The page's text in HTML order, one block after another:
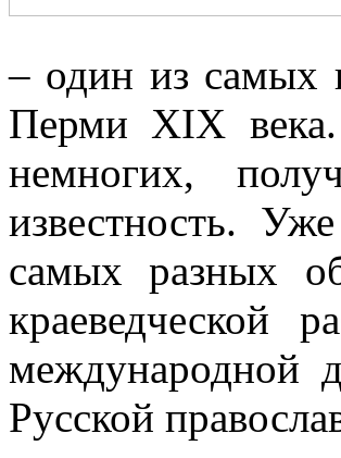
– один из самых
Перми XIX
немногих,
известность.
самых разных
краеведческой
международной
Русской